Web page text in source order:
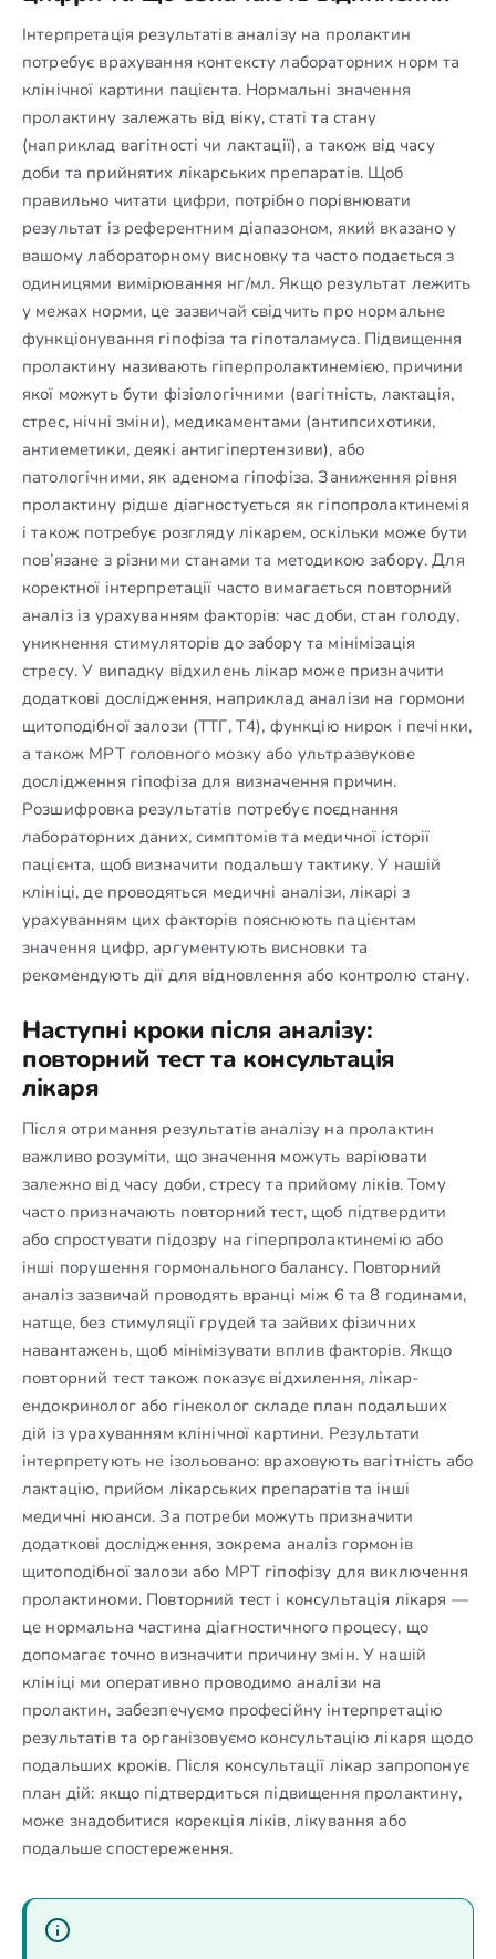
Інтерпретація результатів аналізу на пролактин
потребує врахування контексту лабораторних норм та
клінічної картини пацієнта. Нормальні значення
пролактину залежать від віку, статі та стану
(наприклад вагітності чи лактації), а також від часу
доби та прийнятих лікарських препаратів. Щоб
правильно читати цифри, потрібно порівнювати
результат із референтним діапазоном, який вказано у
вашому лабораторному висновку та часто подається з
одиницями вимірювання нг/мл. Якщо результат лежить
у межах норми, це зазвичай свідчить про нормальне
функціонування гіпофіза та гіпоталамуса. Підвищення
пролактину називають гіперпролактинемією, причини
якої можуть бути фізіологічними (вагітність, лактація,
стрес, нічні зміни), медикаментами (антипсихотики,
антиеметики, деякі антигіпертензиви), або
патологічними, як аденома гіпофіза. Заниження рівня
пролактину рідше діагностується як гіпопролактинемія
і також потребує розгляду лікарем, оскільки може бути
пов’язане з різними станами та методикою забору. Для
коректної інтерпретації часто вимагається повторний
аналіз із урахуванням факторів: час доби, стан голоду,
уникнення стимуляторів до забору та мінімізація
стресу. У випадку відхилень лікар може призначити
додаткові дослідження, наприклад аналізи на гормони
щитоподібної залози (ТТГ, Т4), функцію нирок і печінки,
а також МРТ головного мозку або ультразвукове
дослідження гіпофіза для визначення причин.
Розшифровка результатів потребує поєднання
лабораторних даних, симптомів та медичної історії
пацієнта, щоб визначити подальшу тактику. У нашій
клініці, де проводяться медичні аналізи, лікарі з
урахуванням цих факторів пояснюють пацієнтам
значення цифр, аргументують висновки та
рекомендують дії для відновлення або контролю стану.
Наступні кроки після аналізу:
повторний тест та консультація
лікаря
Після отримання результатів аналізу на пролактин
важливо розуміти, що значення можуть варіювати
залежно від часу доби, стресу та прийому ліків. Тому
часто призначають повторний тест, щоб підтвердити
або спростувати підозру на гіперпролактинемію або
інші порушення гормонального балансу. Повторний
аналіз зазвичай проводять вранці між 6 та 8 годинами,
натще, без стимуляції грудей та зайвих фізичних
навантажень, щоб мінімізувати вплив факторів. Якщо
повторний тест також показує відхилення, лікар-
ендокринолог або гінеколог складе план подальших
дій із урахуванням клінічної картини. Результати
інтерпретують не ізольовано: враховують вагітність або
лактацію, прийом лікарських препаратів та інші
медичні нюанси. За потреби можуть призначити
додаткові дослідження, зокрема аналіз гормонів
щитоподібної залози або МРТ гіпофізу для виключення
пролактиноми. Повторний тест і консультація лікаря —
це нормальна частина діагностичного процесу, що
допомагає точно визначити причину змін. У нашій
клініці ми оперативно проводимо аналізи на
пролактин, забезпечуємо професійну інтерпретацію
результатів та організовуємо консультацію лікаря щодо
подальших кроків. Після консультації лікар запропонує
план дій: якщо підтвердиться підвищення пролактину,
може знадобитися корекція ліків, лікування або
подальше спостереження.